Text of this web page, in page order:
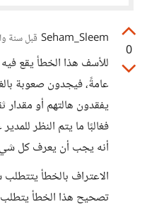
0
Seham_Sleem قبل سنة
للأسف هذا الخطأ يقع
عامةً، فيجدون صعوبة
يفقدون هالتهم أو مقدار
فغالبًا ما يتم النظر
أنه يجب أن يعرف كل
الاعتراف بالخطأ
تصحيح هذا الخطأ